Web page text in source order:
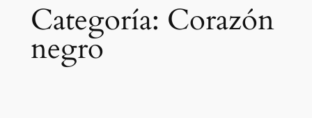
Categoría: Corazón
negro